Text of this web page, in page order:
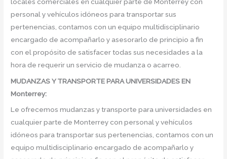
personal y vehículos idóneos para transportar sus
pertenencias, contamos con un equipo multidisciplinario
encargado de acompañarlo y asesorarlo de principio a fin
con el propósito de satisfacer todas sus necesidades a la
hora de requerir un servicio de mudanza o acarreo.
MUDANZAS Y TRANSPORTE PARA UNIVERSIDADES EN
Monterrey:
Le ofrecemos mudanzas y transporte para universidades en
cualquier parte de Monterrey con personal y vehículos
idóneos para transportar sus pertenencias, contamos con un
equipo multidisciplinario encargado de acompañarlo y